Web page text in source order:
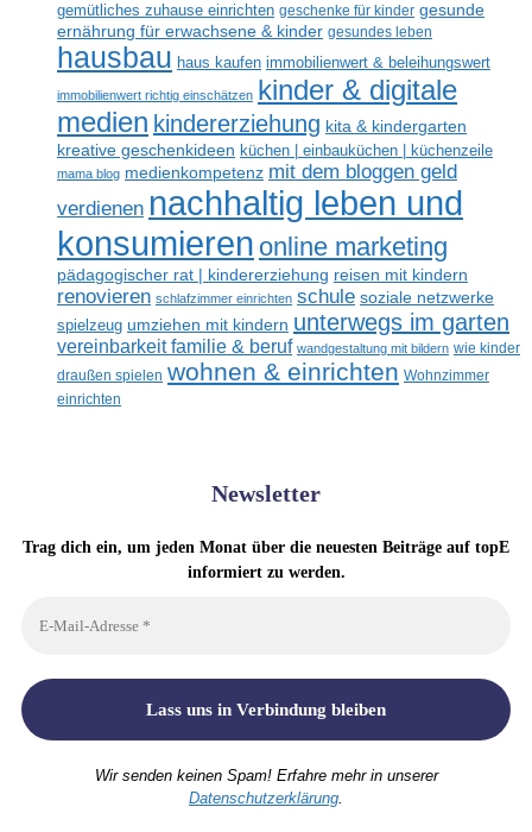
gemütliches zuhause einrichten geschenke für kinder gesunde
ernährung für erwachsene & kinder gesundes leben
hausbau haus kaufen immobilienwert & beleihungswert
immobilienwert richtig einschätzen kinder & digitale
medien kindererziehung kita & kindergarten
kreative geschenkideen küchen | einbauküchen | küchenzeile
mama blog medienkompetenz mit dem bloggen geld
verdienen nachhaltig leben und
konsumieren online marketing
pädagogischer rat | kindererziehung reisen mit kindern
renovieren schlafzimmer einrichten schule soziale netzwerke
spielzeug umziehen mit kindern unterwegs im garten
vereinbarkeit familie & beruf wandgestaltung mit bildern wie kinder
draußen spielen wohnen & einrichten Wohnzimmer
einrichten
Newsletter
Trag dich ein, um jeden Monat über die neuesten Beiträge auf topE
informiert zu werden.
Wir senden keinen Spam! Erfahre mehr in unserer
Datenschutzerklärung.